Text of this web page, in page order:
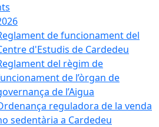
de funcionament del
d'Estudis de Cardedeu
del règim de
de l’òrgan de
de l’Aigua
reguladora de la venda
sedentària a Cardedeu